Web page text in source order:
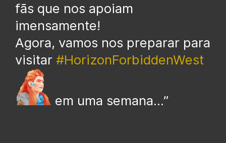
fãs que nos apoiam
imensamente!
Agora, vamos nos preparar para
visitar #HorizonForbiddenWest
em uma semana…”